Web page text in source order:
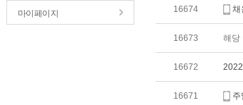
마이페이지 16674 채
16673 해당
16672
16671